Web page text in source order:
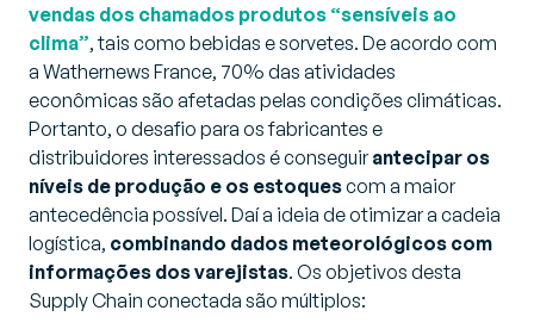
vendas dos chamados produtos “sensíveis ao
clima”, tais como bebidas e sorvetes. De acordo com
a Wathernews France, 70% das atividades
econômicas são afetadas pelas condições climáticas.
Portanto, o desafio para os fabricantes e
distribuidores interessados ​​é conseguirantecipar os
níveis de produção e os estoquescom a maior
antecedência possível. Daí a ideia de otimizar a cadeia
logística, combinando dados meteorológicos com
informações dos varejistas. Os objetivos desta
Supply Chain conectada são múltiplos: